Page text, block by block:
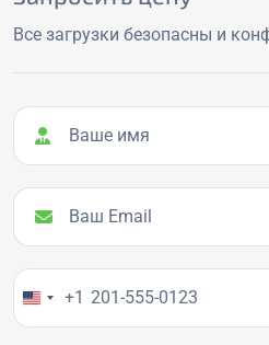
Все загрузки безопасны и
Ваше имя
Ваш Email
Ваш номер телефона
+1